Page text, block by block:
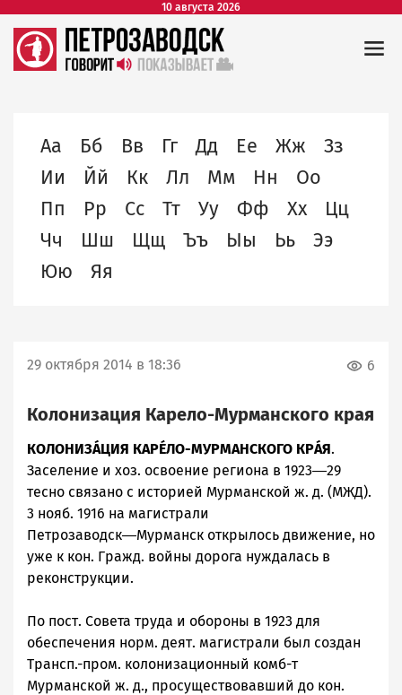
10 августа 2026
alphabet
Аа Бб Вв Гг Дд Ее Жж
Зз
Ии
Йй Кк Лл Мм Нн
Оо
Пп
Рр Сс Тт Уу Фф Хх
Цц
Чч
Шш Щщ Ъъ Ыы Ьь
Ээ
Юю
Яя
29 октября 2014 в 18:36 6
Колонизация Карело-Мурманского края
КОЛОНИЗÁЦИЯ КАРÉЛО-МУРМАНСКОГО КРÁЯ.
Заселение и хоз. освоение региона в 1923―29
тесно связано с историей Мурманской ж. д. (МЖД).
3 нояб. 1916 на магистрали
Петрозаводск―Мурманск открылось движение, но
уже к кон. Гражд. войны дорога нуждалась в
реконструкции.
По пост. Совета труда и обороны в 1923 для
обеспечения норм. деят. магистрали был создан
Трансп.-пром. колонизационный комб-т
Мурманской ж. д., просуществовавший до кон.